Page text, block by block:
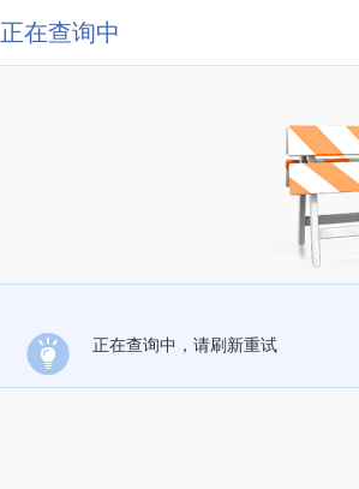
正在查询中
正在查询中，请刷新重试